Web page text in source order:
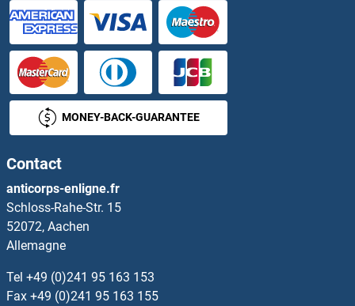
Angiotensin II Kits ELISA
Angiotensin II Receptor, Type 1 Kits ELISA
Angiotensin II Receptor, Type 1 Antibody Kits ELISA
Angiotensin II Type 2 Receptor Kits ELISA
ANGPTL2 Kits ELISA
ANGPTL3 Kits ELISA
MONEY-BACK-GUARANTEE
Contact
anticorps-enligne.fr
Schloss-Rahe-Str. 15
52072, Aachen
Allemagne
Tel +49 (0)241 95 163 153
Fax +49 (0)241 95 163 155